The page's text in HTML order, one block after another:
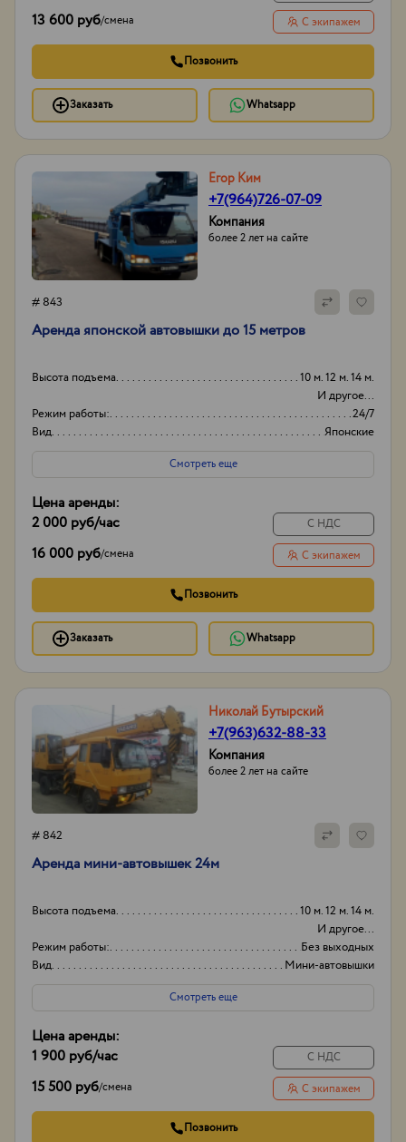
13 600 руб/смена С экипажем
Позвонить
Заказать Whatsapp
Егор Ким
+7(964)726-07-09
Компания
более 2 лет на сайте
# 843
Аpенда японской aвтовышки дo 15 метрoв
Высота подъема
10 м. 12 м. 14 м.
И другое...
Режим работы:
24/7
Вид
Японские
Высота вышки
15м
Смотреть еще
Цена аренды:
2 000 руб/час
16 000 руб/смена
С НДС
С экипажем
Позвонить
Заказать Whatsapp
Николай Бутырский
+7(963)632-88-33
Компания
более 2 лет на сайте
# 842
Аренда мини-автовышек 24м
Высота подъема
10 м. 12 м. 14 м.
И другое...
Режим работы:
Без выходных
Вид
Мини-автовышки
Высота вышки
24
Смотреть еще
Цена аренды:
1 900 руб/час
15 500 руб/смена
С НДС
С экипажем
Позвонить